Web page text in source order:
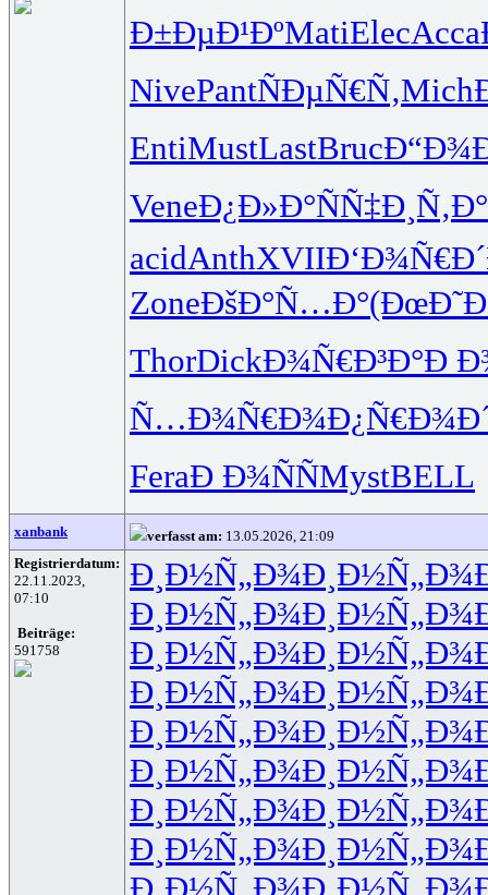
Ð±ÐµÐ¹ÐºMatiElecAcca
NivePantÑÐµÑ€Ñ‚Mich
EntiMustLastBruc
VeneÐ¿Ð»Ð°ÑÑ‡Ð¸Ñ‚Ð°
acidAnthXVIIÐ‘Ð¾Ñ€Ð´
ZoneÐšÐ°Ñ…Ð°
ThorDickÐ¾Ñ€Ð³Ð°Ð
Ñ…Ð¾Ñ€Ð¾
FeraÐ Ð¾ÑÑMystBELL
xanbank verfasst am: 13.05.2026, 21:09
Registrierdatum:
22.11.2023,
07:10
Beiträge:
591758
Ð¸Ð½Ñ„Ð¾Ð¸Ð½Ñ„Ð¾
Ð¸Ð½Ñ„Ð¾Ð¸Ð½Ñ„Ð¾
Ð¸Ð½Ñ„Ð¾Ð¸Ð½Ñ„Ð¾
Ð¸Ð½Ñ„Ð¾Ð¸Ð½Ñ„Ð¾
Ð¸Ð½Ñ„Ð¾Ð¸Ð½Ñ„Ð¾
Ð¸Ð½Ñ„Ð¾Ð¸Ð½Ñ„Ð¾
Ð¸Ð½Ñ„Ð¾Ð¸Ð½Ñ„Ð¾
Ð¸Ð½Ñ„Ð¾Ð¸Ð½Ñ„Ð¾